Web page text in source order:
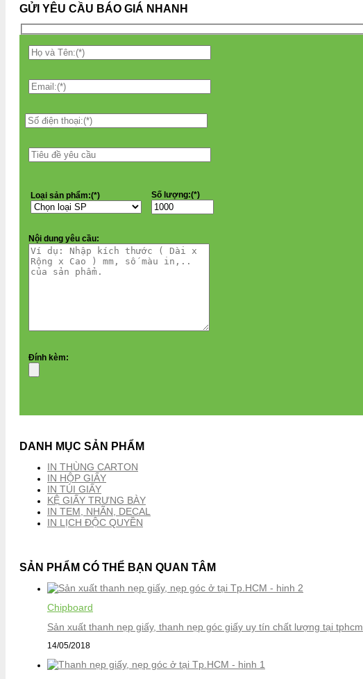
GỬI YÊU CẦU BÁO GIÁ NHANH
Loại sản phẩm:(*) Số lượng:(*)
Nội dung yêu cầu:
Đính kèm:
DANH MỤC SẢN PHẨM
IN THÙNG CARTON
IN HỘP GIẤY
IN TÚI GIẤY
KỆ GIẤY TRƯNG BÀY
IN TEM, NHÃN, DECAL
IN LỊCH ĐỘC QUYỀN
SẢN PHẨM CÓ THỂ BẠN QUAN TÂM
Chipboard
Sản xuất thanh nẹp giấy, thanh nẹp góc giấy uy tín chất lượng tại tphcm
14/05/2018